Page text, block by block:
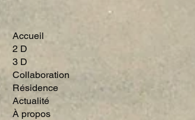
Accueil
2 D
3 D
Collaboration
Résidence
Actualité
À propos